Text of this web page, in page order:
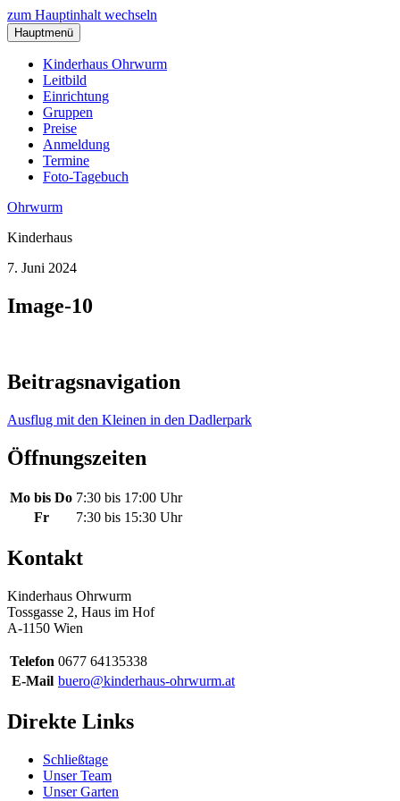
zum Hauptinhalt wechseln
Hauptmenü
Kinderhaus Ohrwurm
Leitbild
Einrichtung
Gruppen
Preise
Anmeldung
Termine
Foto-Tagebuch
Ohrwurm
Kinderhaus
7. Juni 2024
Image-10
Beitragsnavigation
Ausflug mit den Kleinen in den Dadlerpark
Öffnungszeiten
Mo bis Do 7:30 bis 17:00 Uhr
Fr
7:30 bis 15:30 Uhr
Kontakt
Kinderhaus Ohrwurm
Tossgasse 2, Haus im Hof
A-1150 Wien
Telefon 0677 64135338
E-Mail buero@kinderhaus-ohrwurm.at
Direkte Links
Schließtage
Unser Team
Unser Garten